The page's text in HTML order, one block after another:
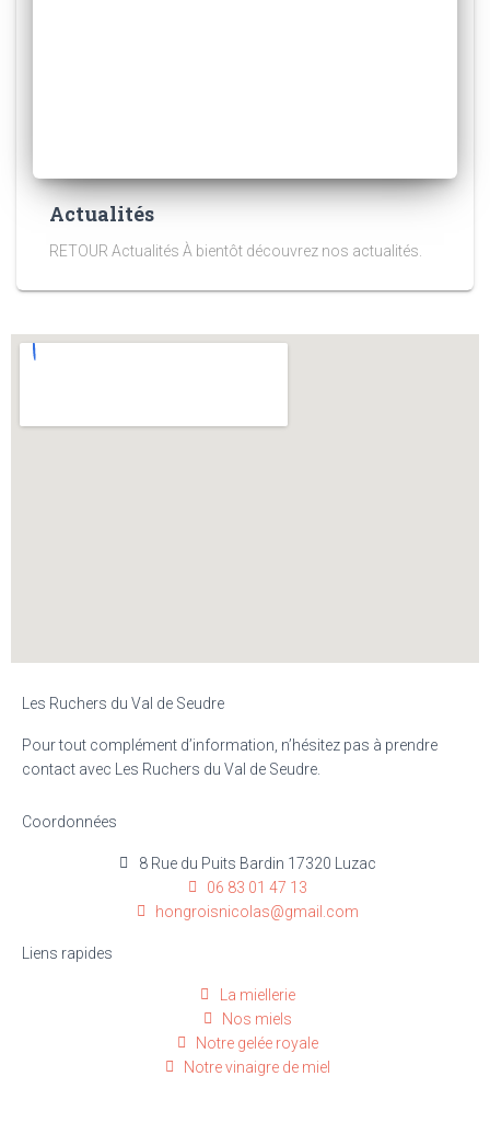
Actualités
RETOUR Actualités À bientôt découvrez nos actualités.
Les Ruchers du Val de Seudre
Pour tout complément d’information, n’hésitez pas à prendre
contact avec Les Ruchers du Val de Seudre.
Coordonnées
8 Rue du Puits Bardin 17320 Luzac
06 83 01 47 13
hongroisnicolas@gmail.com
Liens rapides
La miellerie
Nos miels
Notre gelée royale
Notre vinaigre de miel